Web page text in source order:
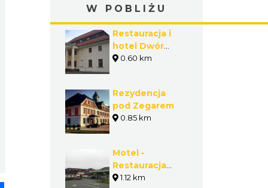
W POBLIŻU
Restauracja i
hotel Dwór
Zieleniewskich
0.60 km
Rezydencja
pod Zegarem
0.85 km
Motel -
Restauracja
Lech
1.12 km